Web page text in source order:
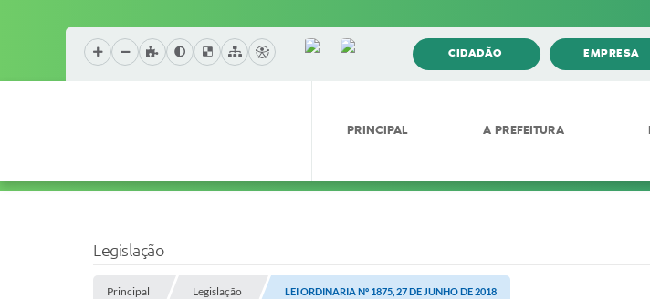
CIDADÃO EMPRESA
PRINCIPAL A PREFEITURA
Legislação
Principal Legislação LEI ORDINARIA Nº 1875, 27 DE JUNHO DE 2018